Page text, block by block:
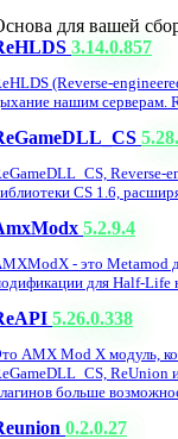
для вашей
3.14.0.857
(Reverse-
нашим серверам.
Reverse-
CS 1.6,
5.2.9.4
- это Metamod
для Half-Life
5.26.0.338
AMX Mod X модуль,
ReUnion
больше
0.2.0.27